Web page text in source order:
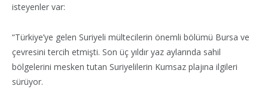
isteyenler var:
“Türkiye’ye gelen Suriyeli mültecilerin önemli bölümü Bursa ve
çevresini tercih etmişti. Son üç yıldır yaz aylarında sahil
bölgelerini mesken tutan Suriyelilerin Kumsaz plajına ilgileri
sürüyor.